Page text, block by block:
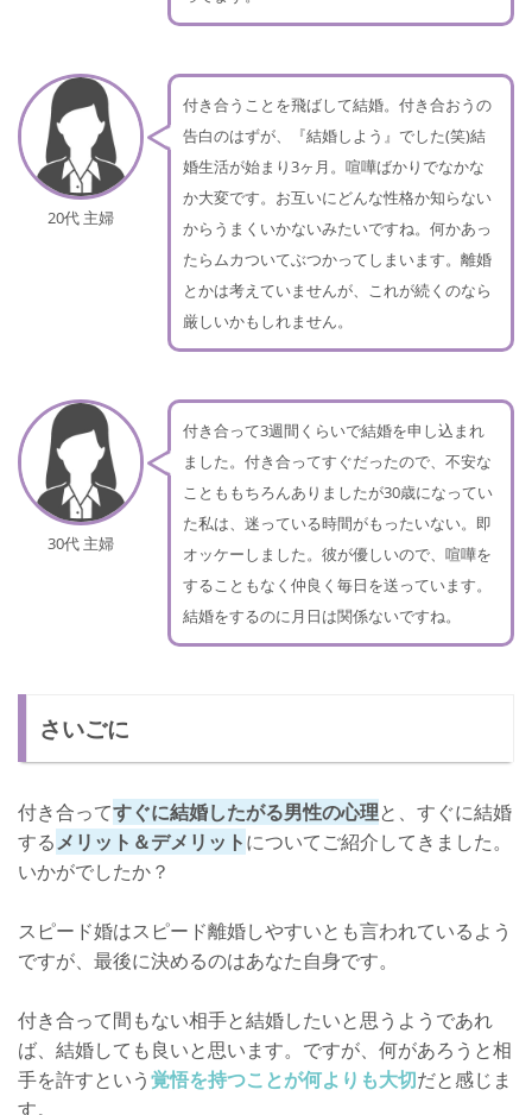
20代 主婦
付き合うことを飛ばして結婚。付き合おうの
告白のはずが、『結婚しよう』でした(笑)結
婚生活が始まり3ヶ月。喧嘩ばかりでなかな
か大変です。お互いにどんな性格か知らない
からうまくいかないみたいですね。何かあっ
たらムカついてぶつかってしまいます。離婚
とかは考えていませんが、これが続くのなら
厳しいかもしれません。
30代 主婦
付き合って3週間くらいで結婚を申し込まれ
ました。付き合ってすぐだったので、不安な
ことももちろんありましたが30歳になってい
た私は、迷っている時間がもったいない。即
オッケーしました。彼が優しいので、喧嘩を
することもなく仲良く毎日を送っています。
結婚をするのに月日は関係ないですね。
さいごに
付き合ってすぐに結婚したがる男性の心理と、すぐに結婚
するメリット＆デメリットについてご紹介してきました。
いかがでしたか？
スピード婚はスピード離婚しやすいとも言われているよう
ですが、最後に決めるのはあなた自身です。
付き合って間もない相手と結婚したいと思うようであれ
ば、結婚しても良いと思います。ですが、何があろうと相
手を許すという覚悟を持つことが何よりも大切だと感じま
す。